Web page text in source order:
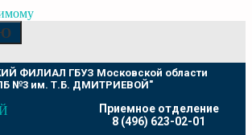
ФИЛИАЛ ГБУЗ Московской области
№3 им. Т.Б. ДМИТРИЕВОЙ"
Приемное отделение
8 (496) 623-02-01